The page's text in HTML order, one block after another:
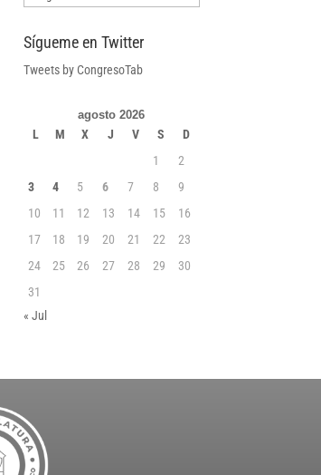
Sígueme en Twitter
Tweets by CongresoTab
agosto 2026
L M X J V S
D
1
2
3
4 5 6 7 8
9
10
11 12 13 14 15
16
17
18 19 20 21 22
23
24
25 26 27 28 29
30
31
« Jul